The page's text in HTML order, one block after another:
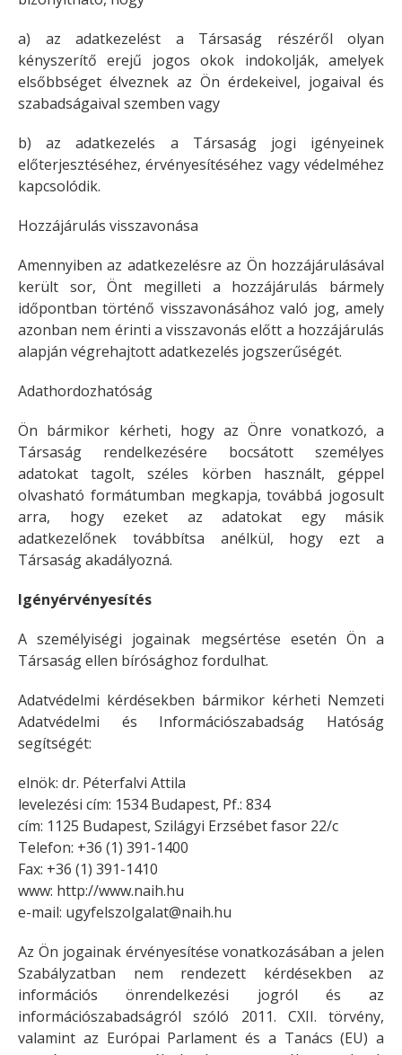
a) az adatkezelést a Társaság részéről olyan
kényszerítő erejű jogos okok indokolják, amelyek
elsőbbséget élveznek az Ön érdekeivel, jogaival és
szabadságaival szemben vagy
b) az adatkezelés a Társaság jogi igényeinek
előterjesztéséhez, érvényesítéséhez vagy védelméhez
kapcsolódik.
Hozzájárulás visszavonása
Amennyiben az adatkezelésre az Ön hozzájárulásával
került sor, Önt megilleti a hozzájárulás bármely
időpontban történő visszavonásához való jog, amely
azonban nem érinti a visszavonás előtt a hozzájárulás
alapján végrehajtott adatkezelés jogszerűségét.
Adathordozhatóság
Ön bármikor kérheti, hogy az Önre vonatkozó, a
Társaság rendelkezésére bocsátott személyes
adatokat tagolt, széles körben használt, géppel
olvasható formátumban megkapja, továbbá jogosult
arra, hogy ezeket az adatokat egy másik
adatkezelőnek továbbítsa anélkül, hogy ezt a
Társaság akadályozná.
Igényérvényesítés
A személyiségi jogainak megsértése esetén Ön a
Társaság ellen bírósághoz fordulhat.
Adatvédelmi kérdésekben bármikor kérheti Nemzeti
Adatvédelmi és Információszabadság Hatóság
segítségét:
elnök: dr. Péterfalvi Attila
levelezési cím: 1534 Budapest, Pf.: 834
cím: 1125 Budapest, Szilágyi Erzsébet fasor 22/c
Telefon: +36 (1) 391-1400
Fax: +36 (1) 391-1410
www: http://www.naih.hu
e-mail: ugyfelszolgalat@naih.hu
Az Ön jogainak érvényesítése vonatkozásában a jelen
Szabályzatban nem rendezett kérdésekben az
információs önrendelkezési jogról és az
információszabadságról szóló 2011. CXII. törvény,
valamint az Európai Parlament és a Tanács (EU) a